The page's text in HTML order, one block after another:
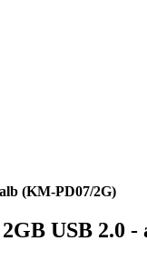
(KM-PD07/2G)
USB 2.0